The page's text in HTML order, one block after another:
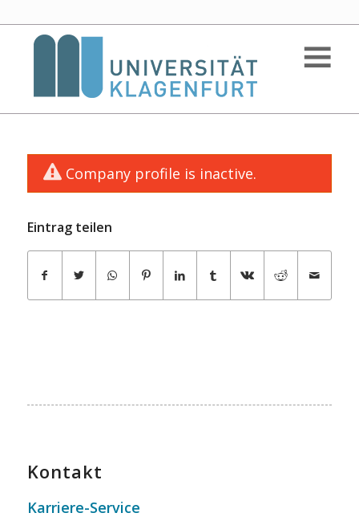
Company profile is inactive.
Eintrag teilen
Kontakt
Karriere-Service